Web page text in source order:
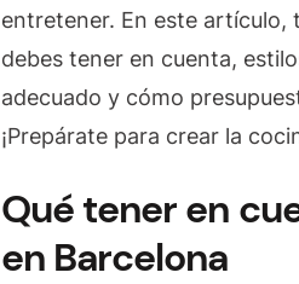
entretener. En este artículo,
debes tener en cuenta,
adecuado y cómo
¡Prepárate para crear la
Qué tener en
en Barcelona